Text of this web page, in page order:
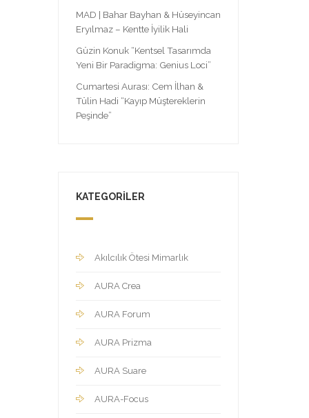
MAD | Bahar Bayhan & Hüseyincan
Eryılmaz – Kentte İyilik Hali
Güzin Konuk “Kentsel Tasarımda
Yeni Bir Paradigma: Genius Loci”
Cumartesi Aurası: Cem İlhan &
Tülin Hadi “Kayıp Müştereklerin
Peşinde”
KATEGORILER
Akılcılık Ötesi Mimarlık
AURA Crea
AURA Forum
AURA Prizma
AURA Suare
AURA-Focus